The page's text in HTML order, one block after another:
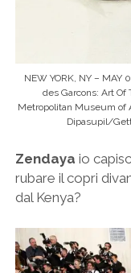
NEW YORK, NY – MAY
des Garcons: Art
Metropolitan Museum of
Dipasupil/
Zendaya io
rubare il copri
dal Kenya?